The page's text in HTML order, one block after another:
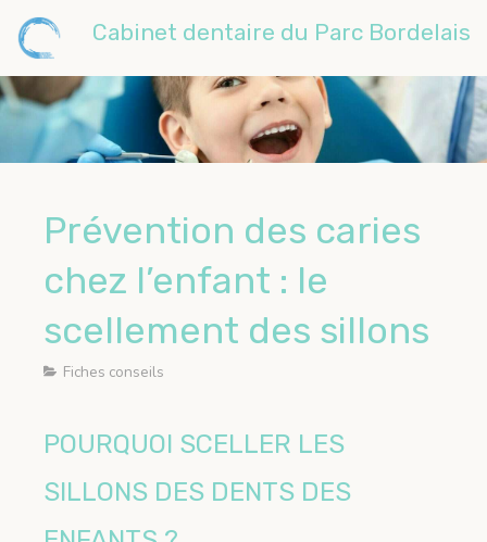
Cabinet dentaire du Parc Bordelais
Prévention des caries
chez l’enfant : le
scellement des sillons
Fiches conseils
POURQUOI SCELLER LES
SILLONS DES DENTS DES